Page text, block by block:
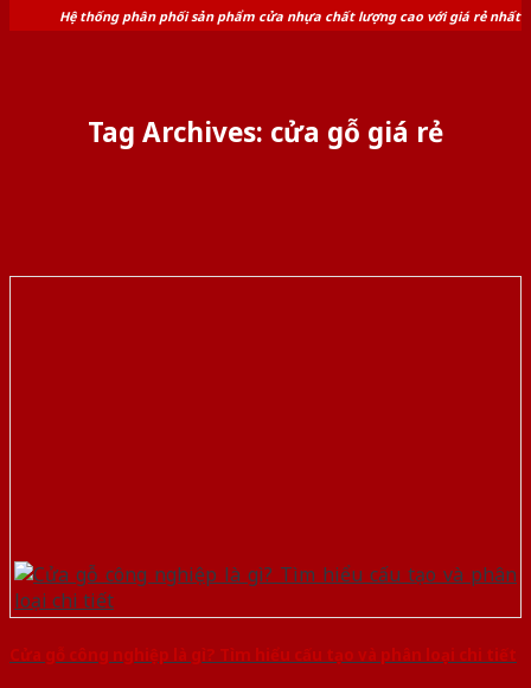
Hệ thống phân phối sản phẩm cửa nhựa chất lượng cao với giá rẻ nhất
Tag Archives: cửa gỗ giá rẻ
Cửa gỗ công nghiệp là gì? Tìm hiểu cấu tạo và phân loại chi tiết